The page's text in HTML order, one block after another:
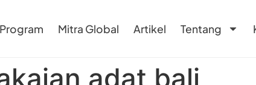
Program Mitra Global Artikel Tentang
adat bali